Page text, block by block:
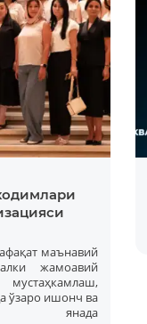
маънавий
жамоавий
ўзаро ишонч ва
янада